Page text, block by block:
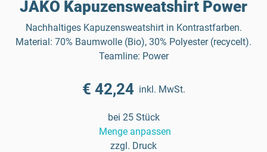
JAKO Kapuzensweatshirt Power
Nachhaltiges Kapuzensweatshirt in Kontrastfarben.
Material: 70% Baumwolle (Bio), 30% Polyester (recycelt).
Teamline: Power
€ 42,24 inkl. MwSt.
bei 25 Stück
Menge anpassen
zzgl. Druck